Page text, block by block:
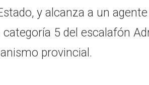
y alcanza a un
categoría 5 del escalafón
provincial.